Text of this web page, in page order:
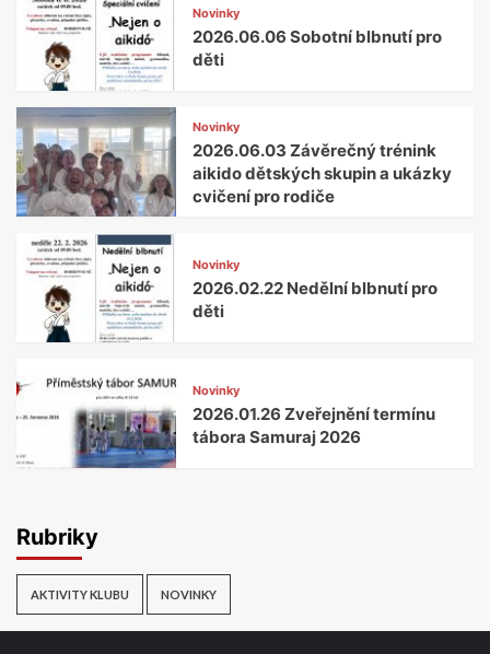
Novinky
2026.06.06 Sobotní blbnutí pro
děti
Novinky
2026.06.03 Závěrečný trénink
aikido dětských skupin a ukázky
cvičení pro rodiče
Novinky
2026.02.22 Nedělní blbnutí pro
děti
Novinky
2026.01.26 Zveřejnění termínu
tábora Samuraj 2026
Rubriky
AKTIVITY KLUBU NOVINKY